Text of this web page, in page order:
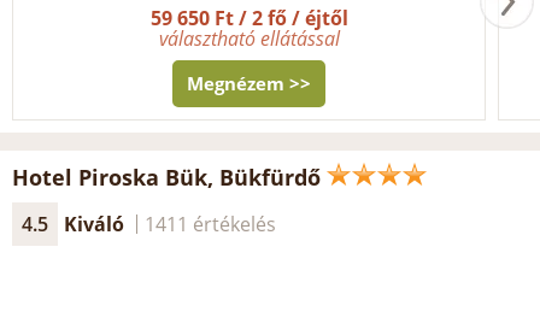
59 650 Ft / 2 fő / éjtől
választható ellátással
Megnézem >>
Hotel Piroska Bük, Bükfürdő
4.5 Kiváló 1411 értékelés